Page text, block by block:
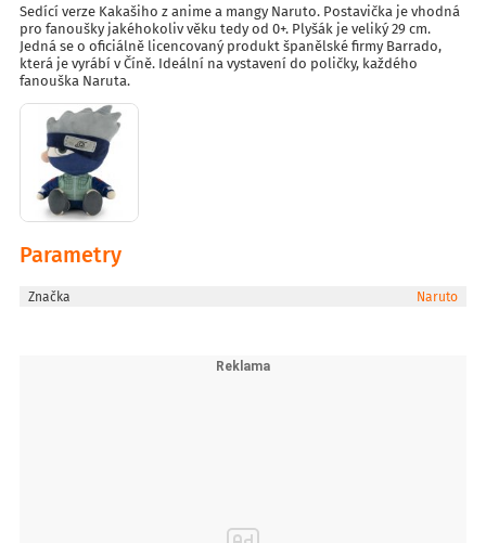
Sedící verze Kakašiho z anime a mangy Naruto. Postavička je vhodná
pro fanoušky jakéhokoliv věku tedy od 0+. Plyšák je veliký 29 cm.
Jedná se o oficiálně licencovaný produkt španělské firmy Barrado,
která je vyrábí v Číně. Ideální na vystavení do poličky, každého
fanouška Naruta.
Parametry
Značka Naruto